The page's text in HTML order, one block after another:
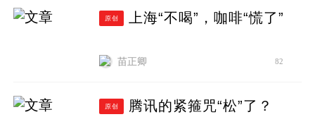
原创 上海“不喝”，咖啡“慌了”
苗正卿 82
原创 腾讯的紧箍咒“松”了？